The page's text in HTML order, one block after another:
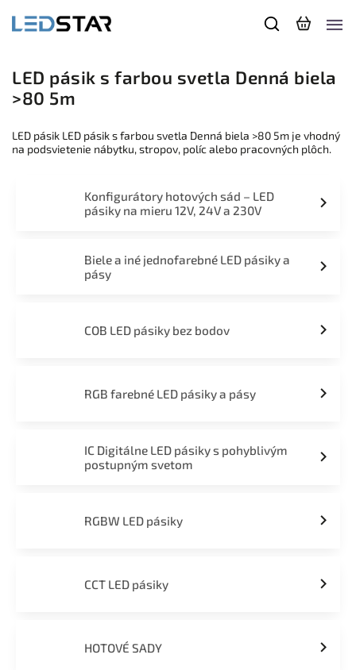
LED pásik s farbou svetla Denná biela
>80 5m
LED pásik LED pásik s farbou svetla Denná biela >80 5m je vhodný
na podsvietenie nábytku, stropov, políc alebo pracovných plôch.
Konfigurátory hotových sád – LED
pásiky na mieru 12V, 24V a 230V
Biele a iné jednofarebné LED pásiky a
pásy
COB LED pásiky bez bodov
RGB farebné LED pásiky a pásy
IC Digitálne LED pásiky s pohyblivým
postupným svetom
RGBW LED pásiky
CCT LED pásiky
HOTOVÉ SADY